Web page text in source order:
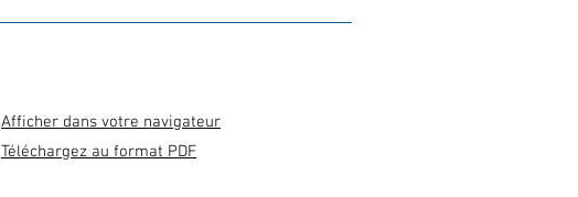
Afficher dans votre navigateur
Téléchargez au format PDF